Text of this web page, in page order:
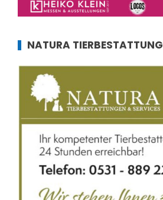
NATURA TIERBESTATTUNG